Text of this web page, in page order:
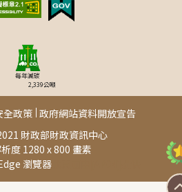
每年減碳
2,339公噸
財政部財政資訊中心
度 1280 x 800 畫素
瀏覽器此頁面由[AP04]提供
全政策 政府網站資料開放宣告
回
為